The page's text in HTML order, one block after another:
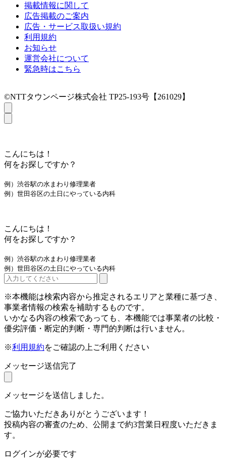
掲載情報に関して
広告掲載のご案内
広告・サービス取扱い規約
利用規約
お知らせ
運営会社について
緊急時はこちら
©NTTタウンページ株式会社 TP25-193号【261029】
こんにちは！
何をお探しですか？
例）渋谷駅の水まわり修理業者
例）世田谷区の土日にやっている内科
こんにちは！
何をお探しですか？
例）渋谷駅の水まわり修理業者
例）世田谷区の土日にやっている内科
※本機能は検索内容から推定されるエリアと業種に基づき、
事業者情報の検索を補助するものです。
いかなる内容の検索であっても、本機能では事業者の比較・
優劣評価・断定的判断・専門的判断は行いません。
※利用規約をご確認の上ご利用ください
メッセージ送信完了
メッセージを送信しました。
ご協力いただきありがとうございます！
投稿内容の審査のため、公開まで約3営業日程度いただきま
す。
ログインが必要です